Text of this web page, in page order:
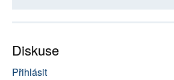
Diskuse
Přihlásit